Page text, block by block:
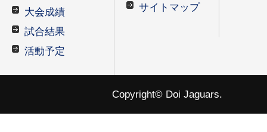
大会成績
試合結果
活動予定
サイトマップ
Copyright© Doi Jaguars.